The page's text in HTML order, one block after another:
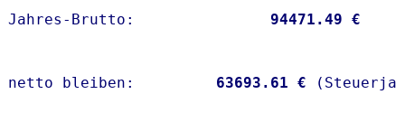
Jahres-Brutto: 94471.49 €
netto bleiben: 63693.61 €